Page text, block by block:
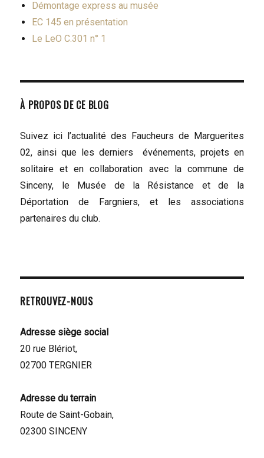
Démontage express au musée
EC 145 en présentation
Le LeO C.301 n° 1
À PROPOS DE CE BLOG
Suivez ici l’actualité des Faucheurs de Marguerites
02, ainsi que les derniers événements, projets en
solitaire et en collaboration avec la commune de
Sinceny, le Musée de la Résistance et de la
Déportation de Fargniers, et les associations
partenaires du club.
RETROUVEZ-NOUS
Adresse siège social
20 rue Blériot,
02700 TERGNIER
Adresse du terrain
Route de Saint-Gobain,
02300 SINCENY